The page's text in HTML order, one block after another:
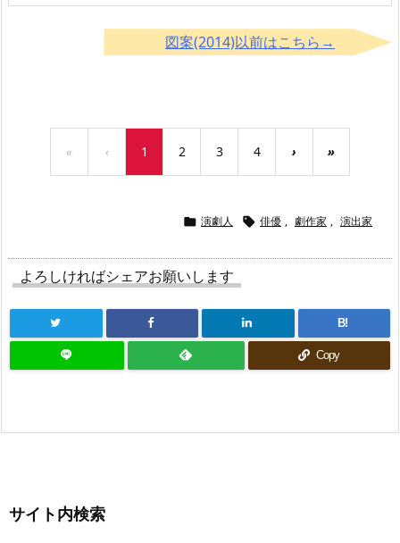
図案(2014)以前はこちら→
« ‹ 1 2 3 4 › »
 演劇人  俳優 , 劇作家 , 演出家
よろしければシェアお願いします
B!
Copy
サイト内検索